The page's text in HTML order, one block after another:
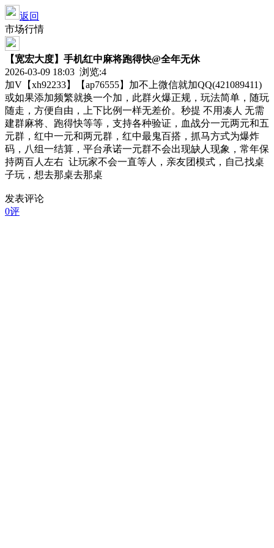
返回
市场行情
【宽宏大度】手机红中麻将跑得快@全年无休
2026-03-09 18:03 浏览:4
加V【xh92233】【ap76555】加不上微信就加QQ(421089411)
或如果添加频繁就换一个加，此群火爆正规，玩法简单，随玩
随走，方便自由，上下比例一样无差价。秒提 不用凑人 无需
建群麻将、跑得快等等，支持各种验证，血战分一元两元和五
元群，红中一元和两元群，红中最鬼百搭，抓马方式为爆炸
码，八组一结算，平台承诺一元群不会出现缺人现象，常年保
持两百人左右 让玩家不会一直等人，亲友团模式，自己找桌
子玩，想去那桌去那桌
发表评论
0评